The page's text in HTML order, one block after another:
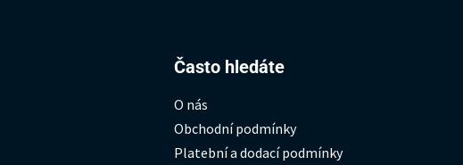
Často hledáte
O nás
Obchodní podmínky
Platební a dodací podmínky
Hledat: